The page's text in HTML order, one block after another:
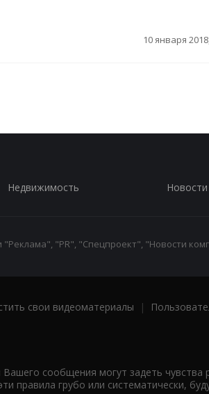
10 января
Недвижимость Новости
"PR", "Спецпроект", "Новости
свои видеоматериалы |
сообщения могут задеть чувства
правила грубо или систематически,